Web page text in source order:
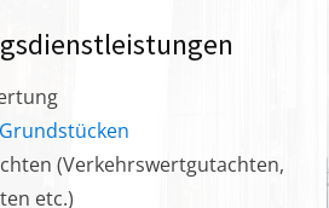
(Verkehrswertgutachten,
etc.)